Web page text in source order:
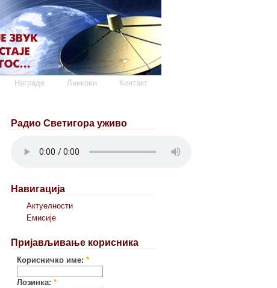
Награде Линкови
Контакт
Радио Светигора уживо
Навигација
Актуелности
Емисије
Пријављивање корисника
Корисничко име: *
Лозинка: *